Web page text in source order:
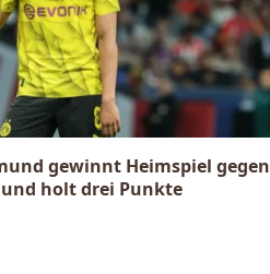
gewinnt Heimspiel gegen
und holt drei Punkte